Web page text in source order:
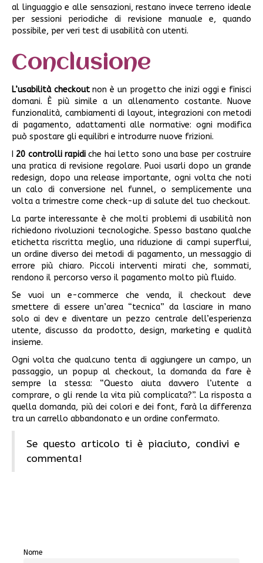
al linguaggio e alle sensazioni, restano invece terreno ideale
per sessioni periodiche di revisione manuale e, quando
possibile, per veri test di usabilità con utenti.
Conclusione
L’usabilità checkoutnon è un progetto che inizi oggi e finisci
domani. È più simile a un allenamento costante. Nuove
funzionalità, cambiamenti di layout, integrazioni con metodi
di pagamento, adattamenti alle normative: ogni modifica
può spostare gli equilibri e introdurre nuove frizioni.
20 controlli rapidi che hai letto sono una base per costruire
una pratica di revisione regolare. Puoi usarli dopo un grande
redesign, dopo una release importante, ogni volta che noti
un calo di conversione nel funnel, o semplicemente una
volta a trimestre come check-up di salute del tuo checkout.
La parte interessante è che molti problemi di usabilità non
richiedono rivoluzioni tecnologiche. Spesso bastano qualche
etichetta riscritta meglio, una riduzione di campi superflui,
un ordine diverso dei metodi di pagamento, un messaggio di
errore più chiaro. Piccoli interventi mirati che, sommati,
rendono il percorso verso il pagamento molto più fluido.
Se vuoi un e-commerce che venda, il checkout deve
smettere di essere un’area “tecnica” da lasciare in mano
solo ai dev e diventare un pezzo centrale dell’esperienza
utente, discusso da prodotto, design, marketing e qualità
insieme.
Ogni volta che qualcuno tenta di aggiungere un campo, un
passaggio, un popup al checkout, la domanda da fare è
sempre la stessa: “Questo aiuta davvero l’utente a
comprare, o gli rende la vita più complicata?”. La risposta a
quella domanda, più dei colori e dei font, farà la differenza
tra un carrello abbandonato e un ordine confermato.
Se questo articolo ti è piaciuto, condivi e
commenta!
Nome